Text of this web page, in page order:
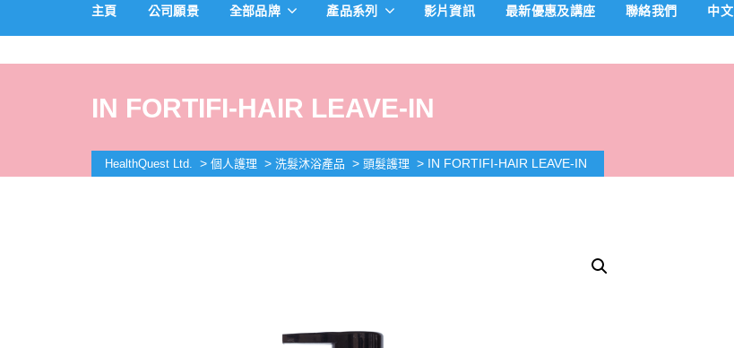
主頁 公司願景 全部品牌 產品系列 影片資訊 最新優惠及講座 聯絡我們 中文
IN FORTIFI-HAIR LEAVE-IN
HealthQuest Ltd. > 個人護理 > 洗髮沐浴產品 > 頭髮護理 > IN FORTIFI-HAIR LEAVE-IN